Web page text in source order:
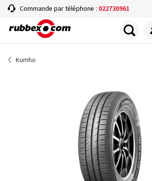
Commande par téléphone : 022730961
Kumho